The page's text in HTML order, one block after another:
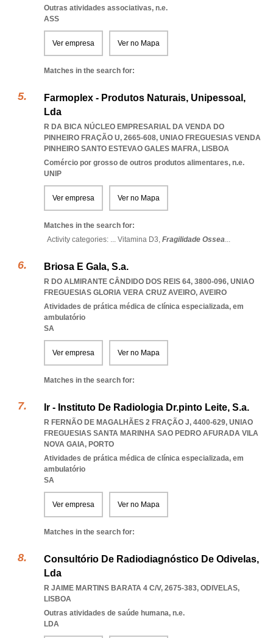
Outras atividades associativas, n.e.
ASS
Ver empresa Ver no Mapa
Matches in the search for:
Farmoplex - Produtos Naturais, Unipessoal,
Lda
R DA BICA NÚCLEO EMPRESARIAL DA VENDA DO
PINHEIRO FRAÇÃO U, 2665-608, UNIAO FREGUESIAS VENDA
PINHEIRO SANTO ESTEVAO GALES MAFRA, LISBOA
Comércio por grosso de outros produtos alimentares, n.e.
UNIP
Ver empresa Ver no Mapa
Matches in the search for:
Activity categories: ... Vitamina D3, Fragilidade Ossea...
Briosa E Gala, S.a.
R DO ALMIRANTE CÂNDIDO DOS REIS 64, 3800-096, UNIAO
FREGUESIAS GLORIA VERA CRUZ AVEIRO, AVEIRO
Atividades de prática médica de clínica especializada, em
ambulatório
SA
Ver empresa Ver no Mapa
Matches in the search for:
Ir - Instituto De Radiologia Dr.pinto Leite, S.a.
R FERNÃO DE MAGALHÃES 2 FRAÇÃO J, 4400-629, UNIAO
FREGUESIAS SANTA MARINHA SAO PEDRO AFURADA VILA
NOVA GAIA, PORTO
Atividades de prática médica de clínica especializada, em
ambulatório
SA
Ver empresa Ver no Mapa
Matches in the search for:
Consultório De Radiodiagnóstico De Odivelas,
Lda
R JAIME MARTINS BARATA 4 C/V, 2675-383, ODIVELAS,
LISBOA
Outras atividades de saúde humana, n.e.
LDA